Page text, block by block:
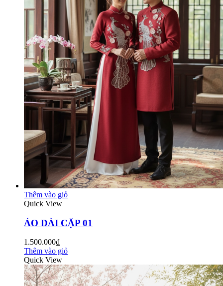
Thêm vào giỏ
Quick View
ÁO DÀI CẶP 01
1.500.000₫
Thêm vào giỏ
Quick View